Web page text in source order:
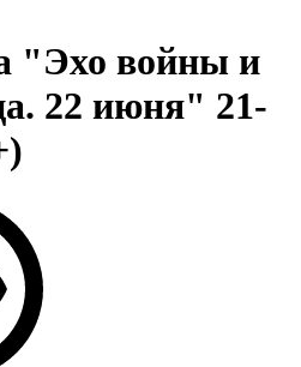
"Эхо войны и
22 июня" 21-